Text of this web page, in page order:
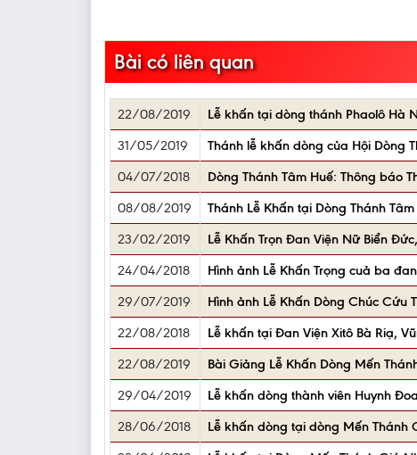
Bài có liên quan
22/08/2019 Lễ khấn tại dòng thánh Phaolô Hà
31/05/2019
Thánh lễ khấn dòng của Hội Dòng
04/07/2018
Dòng Thánh Tâm Huế: Thông báo
08/08/2019
Thánh Lễ Khấn tại Dòng Thánh
23/02/2019
Lễ Khấn Trọn Đan Viện Nữ Biển
24/04/2018
Hình ảnh Lễ Khấn Trọng cuả ba
29/07/2019
Hình ảnh Lễ Khấn Dòng Chúc Cứu
22/08/2018
Lễ khấn tại Đan Viện Xitô Bà Riạ,
22/08/2019
Bài Giảng Lễ Khấn Dòng Mến
29/04/2019
Lễ khấn dòng thành viên Huynh
28/06/2018
Lễ khấn dòng tại dòng Mến Thánh